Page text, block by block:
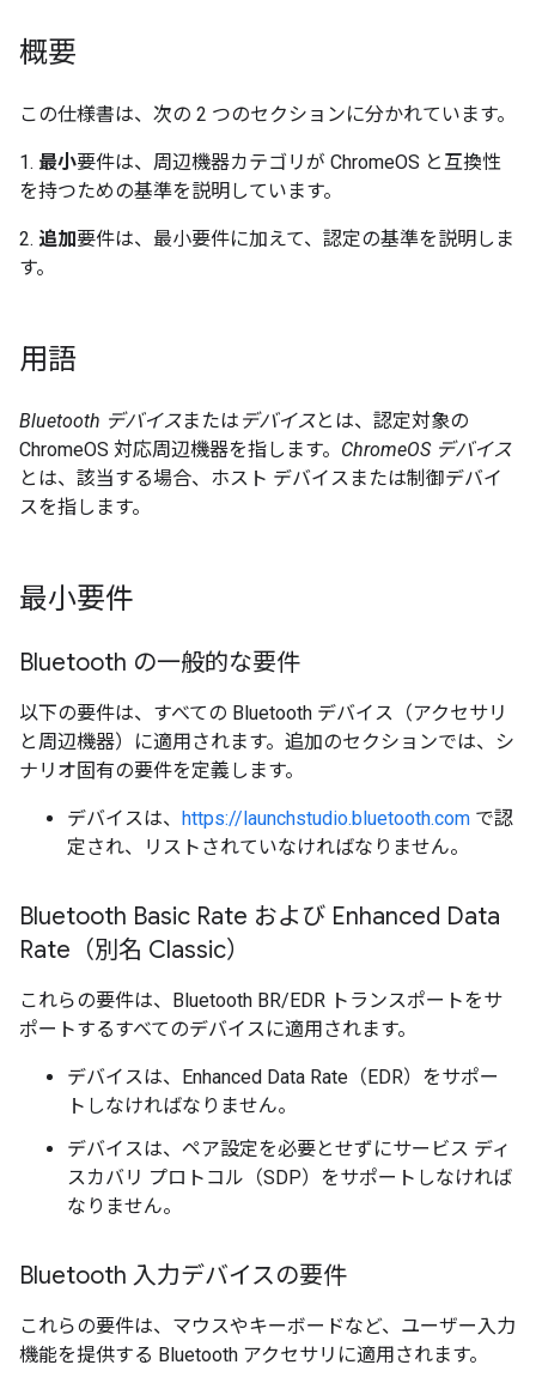
概要
この仕様書は、次の 2 つのセクションに分かれています。
1. 最小要件は、周辺機器カテゴリが ChromeOS と互換性
を持つための基準を説明しています。
2. 追加要件は、最小要件に加えて、認定の基準を説明しま
す。
用語
Bluetooth デバイスまたは デバイスとは、認定対象の
ChromeOS 対応周辺機器を指します。 ChromeOS デバイス
とは、該当する場合、ホスト デバイスまたは制御デバイ
スを指します。
最小要件
Bluetooth の一般的な要件
以下の要件は、すべての Bluetooth デバイス（アクセサリ
と周辺機器）に適用されます。追加のセクションでは、シ
ナリオ固有の要件を定義します。
デバイスは、 https://launchstudio.bluetooth.com で認
定され、リストされていなければなりません。
Bluetooth Basic Rate および Enhanced Data
Rate（別名 Classic）
これらの要件は、Bluetooth BR/EDR トランスポートをサ
ポートするすべてのデバイスに適用されます。
デバイスは、Enhanced Data Rate（EDR）をサポー
トしなければなりません。
デバイスは、ペア設定を必要とせずにサービス ディ
スカバリ プロトコル（SDP）をサポートしなければ
なりません。
Bluetooth 入力デバイスの要件
これらの要件は、マウスやキーボードなど、ユーザー入力
機能を提供する Bluetooth アクセサリに適用されます。